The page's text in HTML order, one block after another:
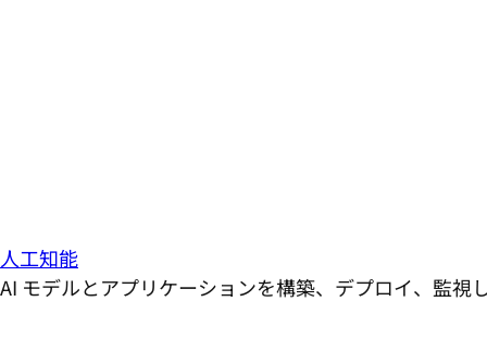
人工知能
AI モデルとアプリケーションを構築、デプロイ、監視